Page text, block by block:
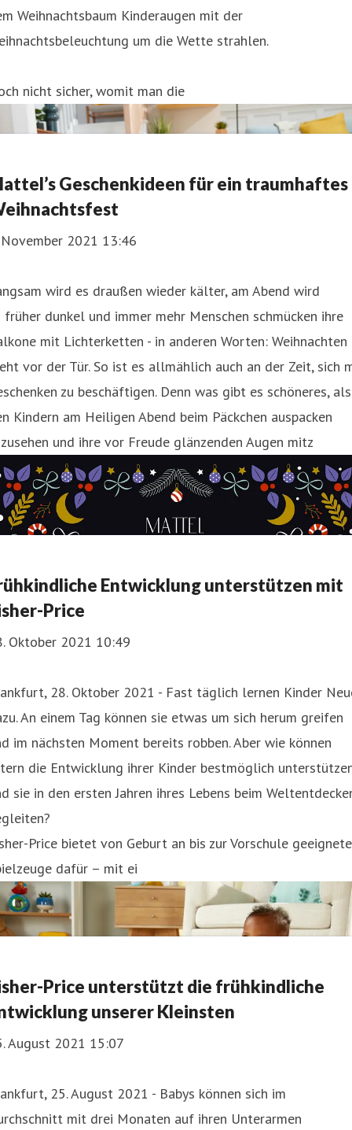
Weihnachtsbaum Kinderaugen mit der
um die Wette strahlen.
nicht sicher, womit man die
Geschenkideen für ein traumhaftes
2021 13:46
wird es draußen wieder kälter, am Abend wird
früher dunkel und immer mehr Menschen schmücken ihre
mit Lichterketten - in anderen Worten: Weihnachten
vor der Tür. So ist es allmählich auch an der Zeit, sich
zu beschäftigen. Denn was gibt es schöneres, als
Kindern am Heiligen Abend beim Päckchen auspacken
und ihre vor Freude glänzenden Augen mitz
Entwicklung unterstützen mit
Price
Oktober 2021 10:49
28. Oktober 2021 - Fast täglich lernen Kinder
An einem Tag können sie etwas um sich herum greifen
im nächsten Moment bereits robben. Aber wie können
die Entwicklung ihrer Kinder bestmöglich
sie in den ersten Jahren ihres Lebens beim
Price bietet von Geburt an bis zur Vorschule geeignete
dafür – mit ei
Price unterstützt die frühkindliche
unserer Kleinsten
August 2021 15:07
25. August 2021 - Babys können sich im
mit drei Monaten auf ihren Unterarmen